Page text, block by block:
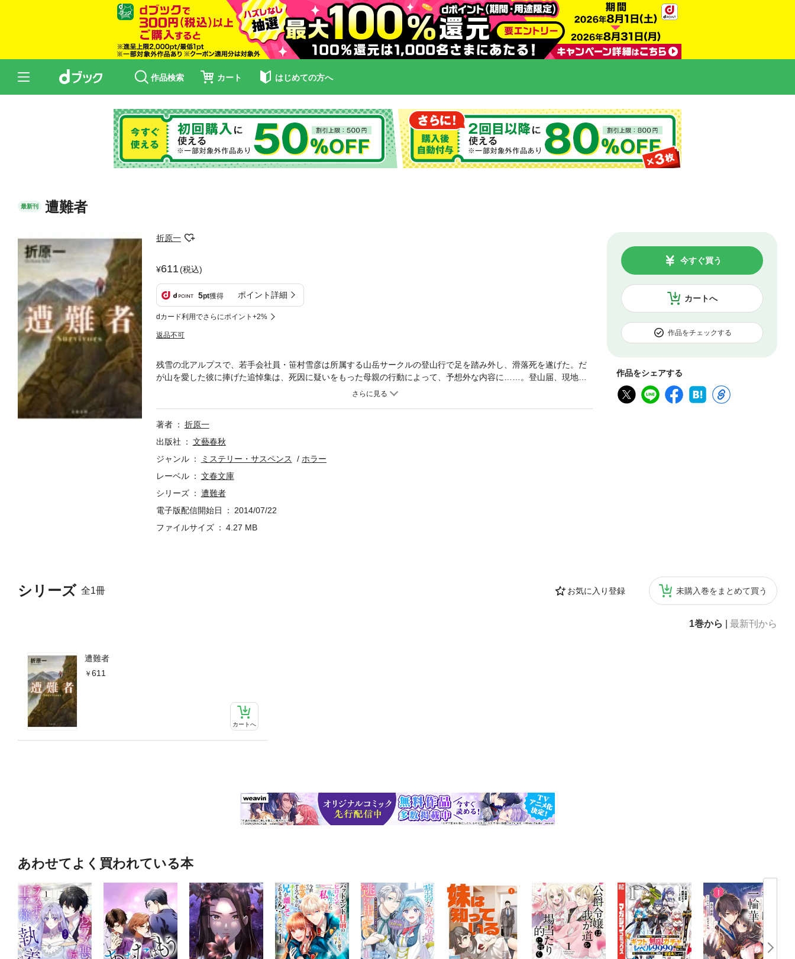
作品検索 カート はじめての方へ
最新刊 遭難者
折原一
611(税込)
5pt獲得 ポイント詳細
dカード利用でさらにポイント+2%
返品不可
カートへ
今すぐ買う
作品をチェックする
作品をシェアする
シリーズ 全1冊 お気に入り登録 未購入巻をまとめて買う
1巻から 最新刊から
遭難者
611
カートへ
残雪の北アルプスで、若手会社員・笹村雪彦は所属する山岳サークルの登山行で足を踏み外し、滑落死を遂げた。だ
が山を愛した彼に捧げた追悼集は、死因に疑いをもった母親の行動によって、予想外な内容に……。登山届、現地地
図、死体検案書など、詳細な記録を収録した２分冊の追悼集に込められた惨劇の謎とは何か？ 大人気「――者」ミ
著者
折原一
出版社
文藝春秋
ジャンル
ミステリー・サスペンス
ホラー
レーベル
文春文庫
シリーズ
遭難者
電子版配信開始日
2014/07/22
ファイルサイズ
4.27 MB
あわせてよく買われている本